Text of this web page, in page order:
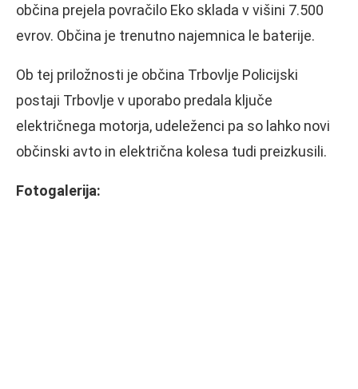
občina prejela povračilo Eko sklada v višini 7.500
evrov. Občina je trenutno najemnica le baterije.
Ob tej priložnosti je občina Trbovlje Policijski
postaji Trbovlje v uporabo predala ključe
električnega motorja, udeleženci pa so lahko novi
občinski avto in električna kolesa tudi preizkusili.
Fotogalerija: